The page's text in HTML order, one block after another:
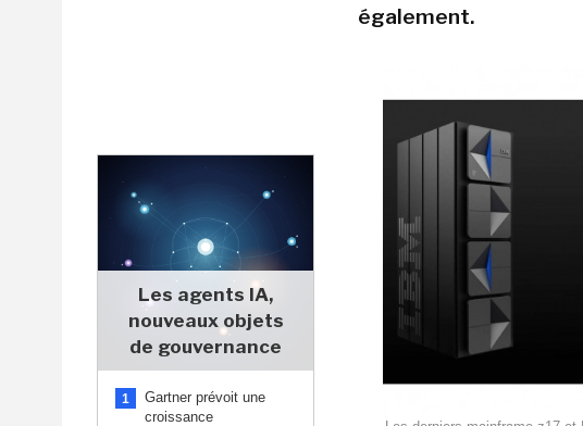
Les agents IA,
nouveaux objets
de gouvernance
1
Gartner prévoit une
croissance
également.